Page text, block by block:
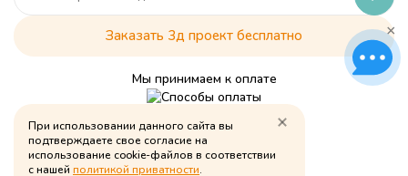
Заказать 3д проект бесплатно
Мы принимаем к оплате
Политика обработки персональных данных
© Babymouse, 2026
При использовании данного сайта вы
подтверждаете свое согласие на
использование cookie-файлов в соответствии
с нашей политикой приватности.
×